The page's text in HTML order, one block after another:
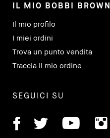
IL MIO BOBBI BROWN
Il mio profilo
I miei ordini
Trova un punto vendita
Traccia il mio ordine
SEGUICI SU